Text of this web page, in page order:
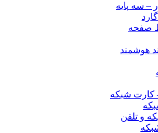
– سه پایه
صفحه
هوشمند
کارت شبکه
و تلفن